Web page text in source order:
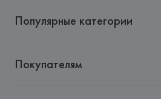
Популярные категории
Покупателям